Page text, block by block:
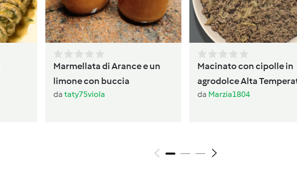
Marmellata di Arance e un
limone con buccia
da taty75viola
Macinato con cipolle in
agrodolce Alta
TM7
da Marzia1804